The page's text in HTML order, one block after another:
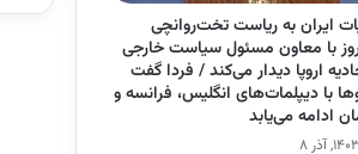
ایران به ریاست تخت‌روانچی
با معاون مسئول سیاست خارجی
اروپا دیدار می‌کند / فردا گفت‌
با دیپلمات‌های انگلیس، فرانسه و
ادامه می‌یابد
آذر ۸